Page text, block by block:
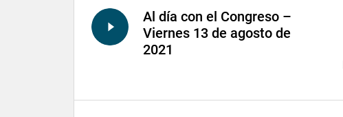
Al día con el Congreso –
Viernes 13 de agosto de
2021